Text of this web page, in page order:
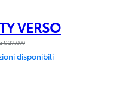
VERSO
€ 27.000
disponibili